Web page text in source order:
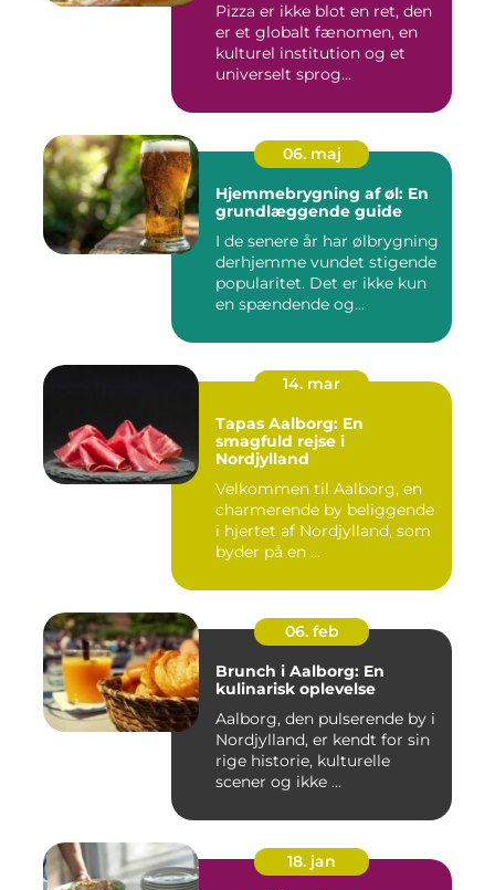
Pizza er ikke blot en ret, den
er et globalt fænomen, en
kulturel institution og et
universelt sprog...
06. maj
Hjemmebrygning af øl: En
grundlæggende guide
I de senere år har ølbrygning
derhjemme vundet stigende
popularitet. Det er ikke kun
en spændende og...
14. mar
Tapas Aalborg: En
smagfuld rejse i
Nordjylland
Velkommen til Aalborg, en
charmerende by beliggende
i hjertet af Nordjylland, som
byder på en ...
06. feb
Brunch i Aalborg: En
kulinarisk oplevelse
Aalborg, den pulserende by i
Nordjylland, er kendt for sin
rige historie, kulturelle
scener og ikke ...
18. jan